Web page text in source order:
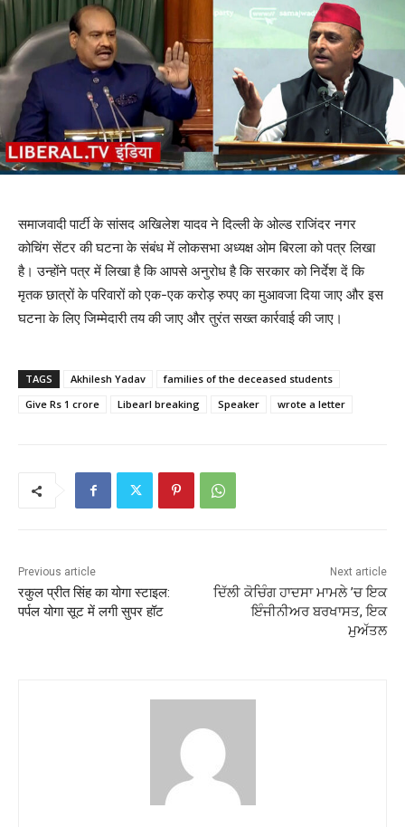
समाजवादी पार्टी के सांसद अखिलेश यादव ने दिल्ली के ओल्ड राजिंदर नगर
कोचिंग सेंटर की घटना के संबंध में लोकसभा अध्यक्ष ओम बिरला को पत्र लिखा
है। उन्होंने पत्र में लिखा है कि आपसे अनुरोध है कि सरकार को निर्देश दें कि
मृतक छात्रों के परिवारों को एक-एक करोड़ रुपए का मुआवजा दिया जाए और इस
घटना के लिए जिम्मेदारी तय की जाए और तुरंत सख्त कार्रवाई की जाए।
TAGS Akhilesh Yadav
families of the deceased students
Give Rs 1 crore
Libearl breaking Speaker wrote a letter
Previous article
रकुल प्रीत सिंह का योगा स्टाइल:
पर्पल योगा सूट में लगी सुपर हॉट
Next article
ਦਿੱਲੀ ਕੋਚਿੰਗ ਹਾਦਸਾ ਮਾਮਲੇ ’ਚ ਇਕ
ਇੰਜੀਨੀਅਰ ਬਰਖਾਸਤ, ਇਕ
ਮੁਅੱਤਲ